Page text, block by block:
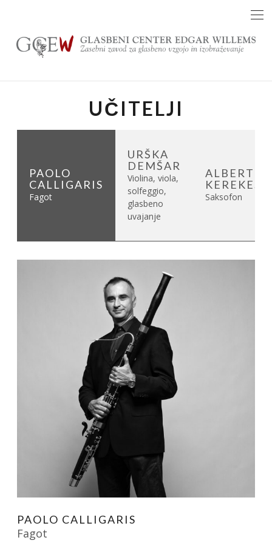
content
UČITELJI
PAOLO
CALLIGARIS
Fagot
URŠKA
DEMŠAR
Violina, viola,
solfeggio,
glasbeno
uvajanje
ALBERT
KEREKEŠ
Saksofon
PAOLO CALLIGARIS
Fagot